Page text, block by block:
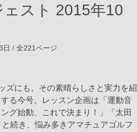
スト 2015年10
日 / 全221ページ
ズにも。その素晴らしさと実力を紹
る今号。レッスン企画は「運動音
グ始動、これで決まり！」「太田
続き、悩み多きアマチュアゴルフ